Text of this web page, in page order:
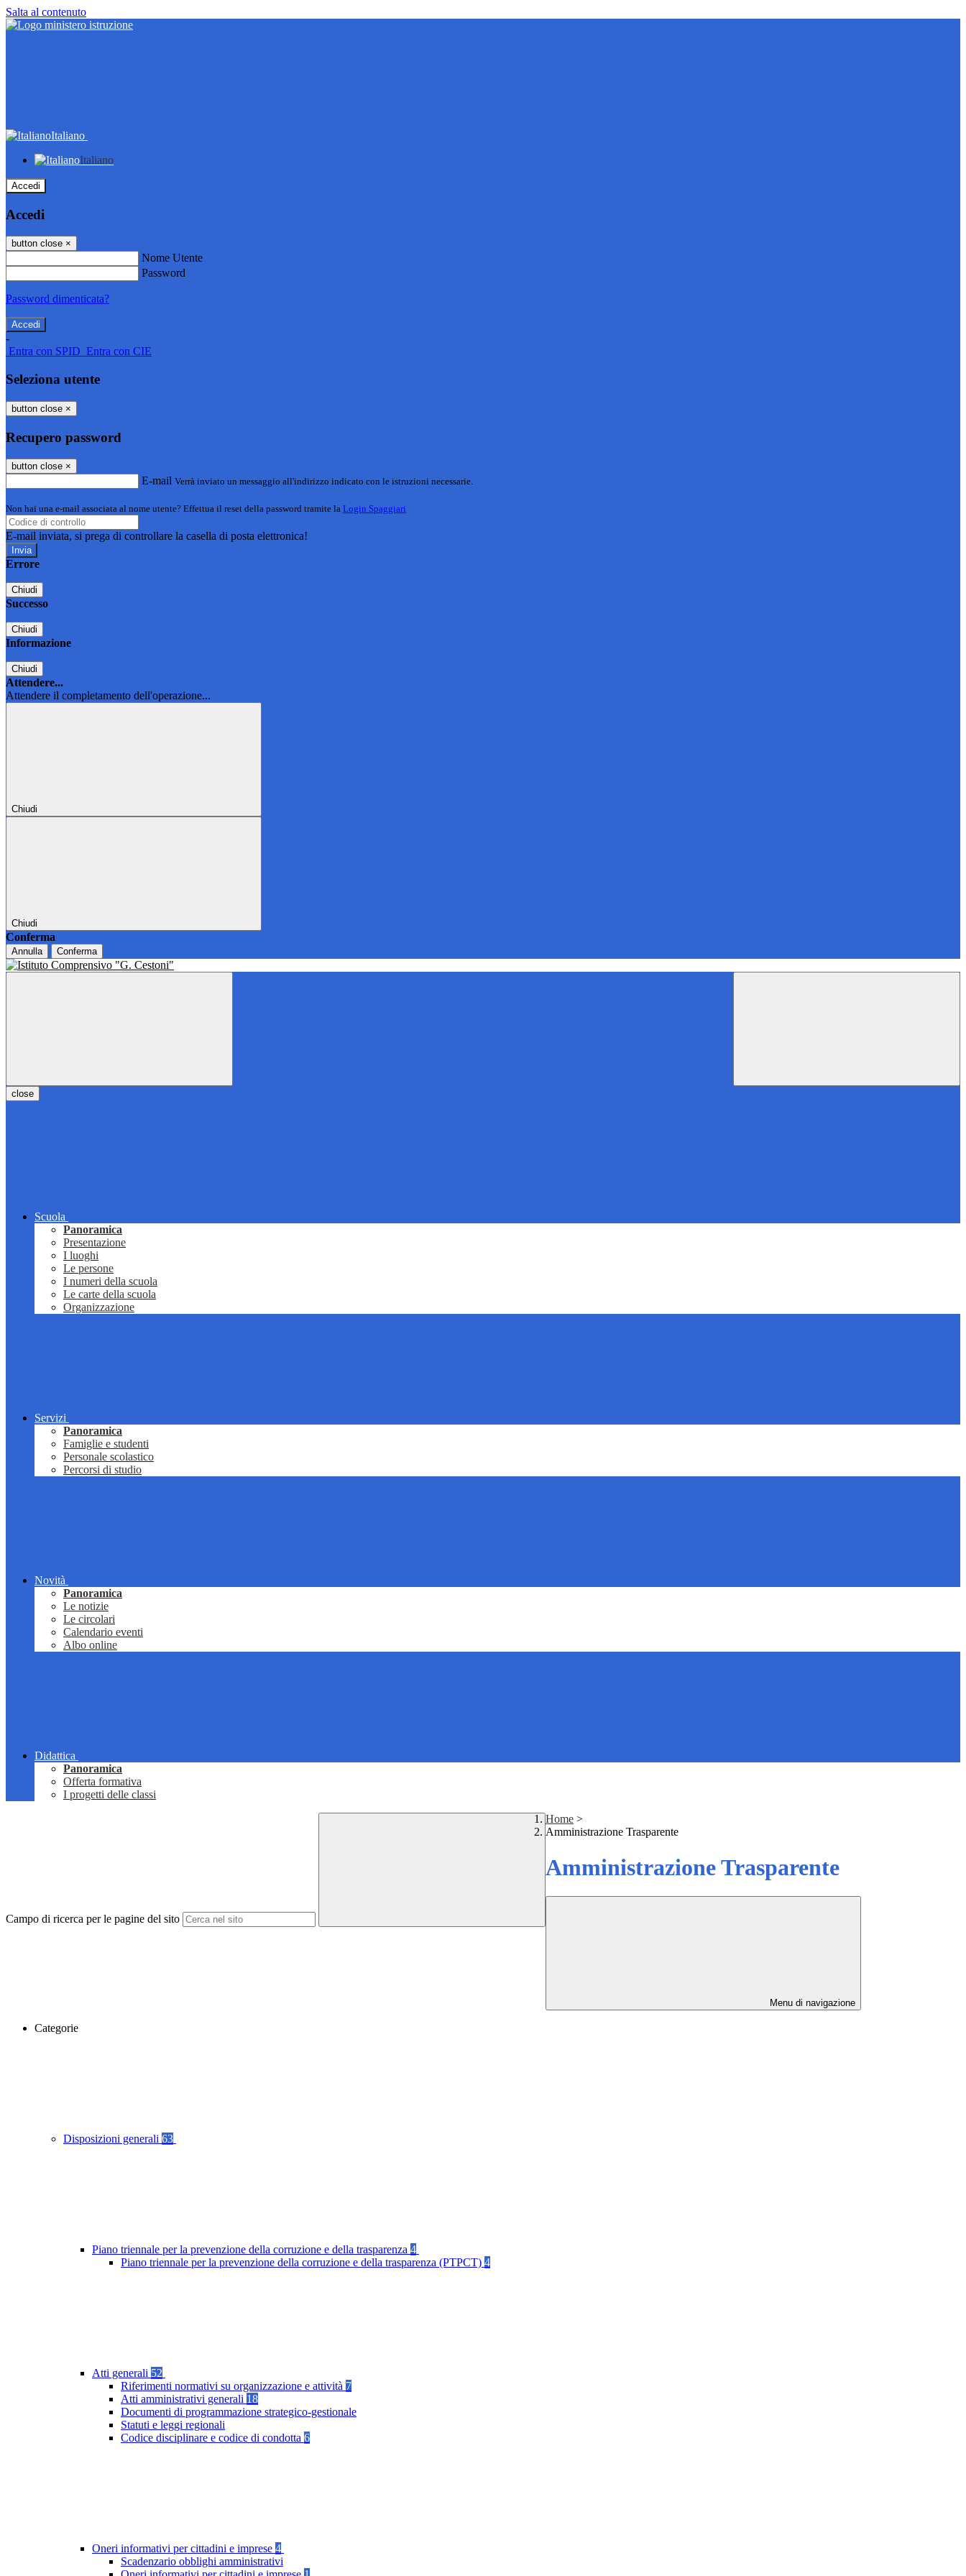
Salta al contenuto
Italiano
Italiano
Accedi
Accedi
button close ×
Nome Utente
Password
Password dimenticata?
-
Entra con SPID Entra con CIE
Seleziona utente
button close ×
Recupero password
button close ×
E-mail Verrà inviato un messaggio all'indirizzo indicato con le istruzioni necessarie.
Non hai una e-mail associata al nome utente? Effettua il reset della password tramite la Login Spaggiari
E-mail inviata, si prega di controllare la casella di posta elettronica!
Errore
Chiudi
Successo
Chiudi
Informazione
Chiudi
Attendere...
Attendere il completamento dell'operazione...
Chiudi
Chiudi
Conferma
Annulla Conferma
close
Scuola
Panoramica
Presentazione
I luoghi
Le persone
I numeri della scuola
Le carte della scuola
Organizzazione
Servizi
Panoramica
Famiglie e studenti
Personale scolastico
Percorsi di studio
Novità
Panoramica
Le notizie
Le circolari
Calendario eventi
Albo online
Didattica
Panoramica
Offerta formativa
I progetti delle classi
Campo di ricerca per le pagine del sito
Home >
Amministrazione Trasparente
Amministrazione Trasparente
Menu di navigazione
Categorie
Disposizioni generali 63
Piano triennale per la prevenzione della corruzione e della trasparenza 4
Piano triennale per la prevenzione della corruzione e della trasparenza (PTPCT) 4
Atti generali 52
Riferimenti normativi su organizzazione e attività 7
Atti amministrativi generali 18
Documenti di programmazione strategico-gestionale
Statuti e leggi regionali
Codice disciplinare e codice di condotta 6
Oneri informativi per cittadini e imprese 4
Scadenzario obblighi amministrativi